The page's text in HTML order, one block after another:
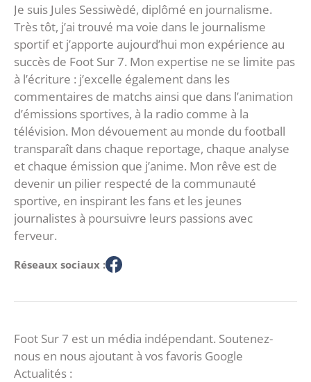
Je suis Jules Sessiwèdé, diplômé en journalisme.
Très tôt, j’ai trouvé ma voie dans le journalisme
sportif et j’apporte aujourd’hui mon expérience au
succès de Foot Sur 7. Mon expertise ne se limite pas
à l’écriture : j’excelle également dans les
commentaires de matchs ainsi que dans l’animation
d’émissions sportives, à la radio comme à la
télévision. Mon dévouement au monde du football
transparaît dans chaque reportage, chaque analyse
et chaque émission que j’anime. Mon rêve est de
devenir un pilier respecté de la communauté
sportive, en inspirant les fans et les jeunes
journalistes à poursuivre leurs passions avec
ferveur.
Réseaux sociaux :
Foot Sur 7 est un média indépendant. Soutenez-
nous en nous ajoutant à vos favoris Google
Actualités :